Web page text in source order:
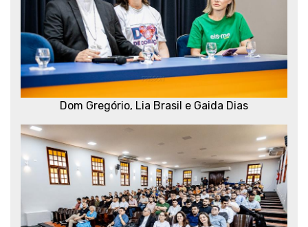
Dom Gregório, Lia Brasil e Gaida Dias